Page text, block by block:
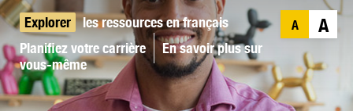
Explorer
les ressources en français
Planifiez votre carrière
En savoir plus sur
vous-même
A A